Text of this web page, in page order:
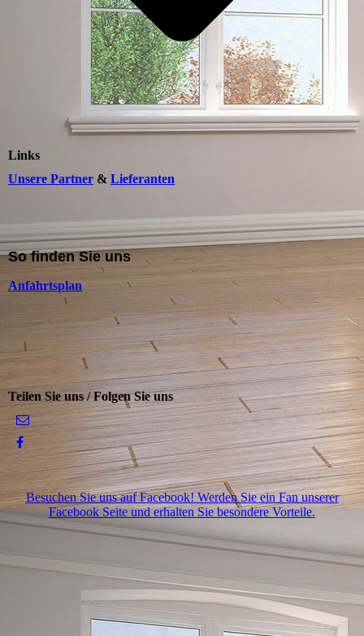
Links
Unsere Partner & Lieferanten
So finden Sie uns
Anfahrtsplan
Teilen Sie uns / Folgen Sie uns
Besuchen Sie uns auf Facebook! Werden Sie ein Fan unserer
Facebook Seite und erhalten Sie besondere Vorteile.